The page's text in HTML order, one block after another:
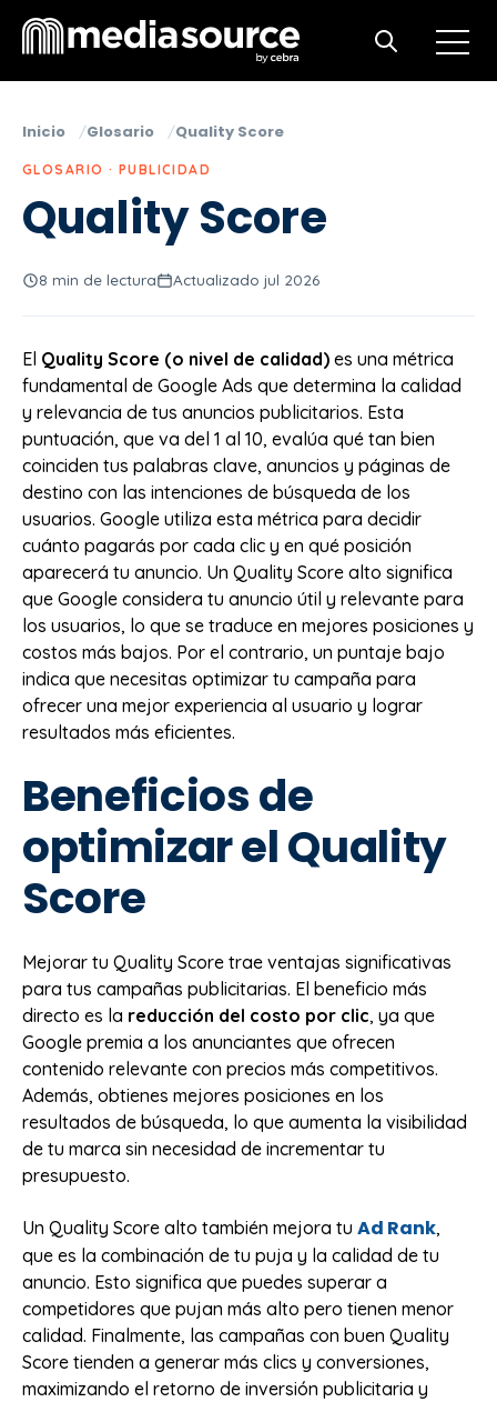
Open
Open search
Inicio Glosario Quality Score
GLOSARIO · PUBLICIDAD
Quality Score
8 min de lectura Actualizado jul 2026
El Quality Score (o nivel de calidad) es una métrica
fundamental de Google Ads que determina la calidad
y relevancia de tus anuncios publicitarios. Esta
puntuación, que va del 1 al 10, evalúa qué tan bien
coinciden tus palabras clave, anuncios y páginas de
destino con las intenciones de búsqueda de los
usuarios. Google utiliza esta métrica para decidir
cuánto pagarás por cada clic y en qué posición
aparecerá tu anuncio. Un Quality Score alto significa
que Google considera tu anuncio útil y relevante para
los usuarios, lo que se traduce en mejores posiciones y
costos más bajos. Por el contrario, un puntaje bajo
indica que necesitas optimizar tu campaña para
ofrecer una mejor experiencia al usuario y lograr
resultados más eficientes.
Beneficios de
optimizar el Quality
Score
Mejorar tu Quality Score trae ventajas significativas
para tus campañas publicitarias. El beneficio más
directo es la reducción del costo por clic, ya que
Google premia a los anunciantes que ofrecen
contenido relevante con precios más competitivos.
Además, obtienes mejores posiciones en los
resultados de búsqueda, lo que aumenta la visibilidad
de tu marca sin necesidad de incrementar tu
presupuesto.
Un Quality Score alto también mejora tu Ad Rank,
que es la combinación de tu puja y la calidad de tu
anuncio. Esto significa que puedes superar a
competidores que pujan más alto pero tienen menor
calidad. Finalmente, las campañas con buen Quality
Score tienden a generar más clics y conversiones,
maximizando el retorno de inversión publicitaria y